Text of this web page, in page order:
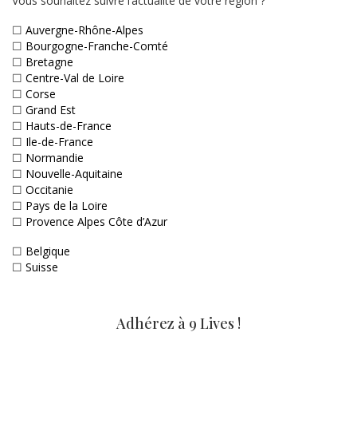
☐ Auvergne-Rhône-Alpes
☐ Bourgogne-Franche-Comté
☐ Bretagne
☐ Centre-Val de Loire
☐ Corse
☐ Grand Est
☐ Hauts-de-France
☐ Ile-de-France
☐ Normandie
☐ Nouvelle-Aquitaine
☐ Occitanie
☐ Pays de la Loire
☐ Provence Alpes Côte d’Azur
☐ Belgique
☐ Suisse
Adhérez à 9 Lives !